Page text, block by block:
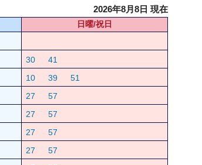
2026年8月8日 現在
日曜/祝日
30
41
10 39
51
27
57
27
57
27
57
27
57